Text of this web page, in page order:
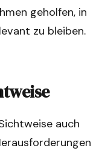
geholfen, in
zu bleiben.
auch